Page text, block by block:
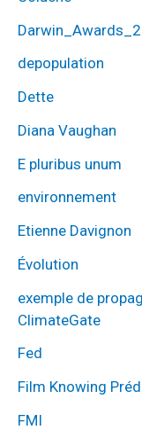
depopulation
Dette
Diana Vaughan
E pluribus unum
environnement
Etienne Davignon
Évolution
exemple de
ClimateGate
Fed
Film Knowing
FMI